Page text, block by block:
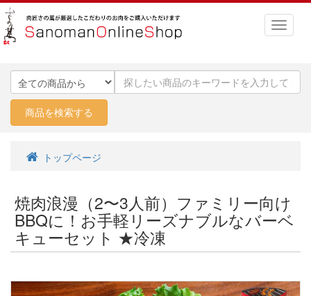
トップページ
焼肉浪漫（2〜3人前）ファミリー向け
BBQに！お手軽リーズナブルなバーベ
キューセット ★冷凍